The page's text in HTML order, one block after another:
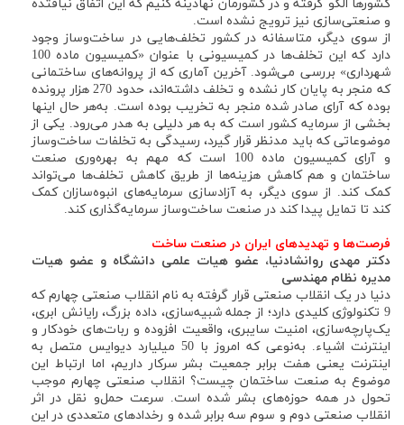
کشورها الگو گرفته و در کشورمان نهادینه کنیم که این اتفاق نیافتده
و صنعتی‌سازی نیز ترویج نشده است.
از سوی دیگر، متاسفانه در کشور تخلف‌هایی در ساخت‌وساز وجود
دارد که این تخلف‌ها در کمیسیونی با عنوان «کمیسیون ماده 100
شهرداری» بررسی می‌شود. آخرین آماری که از پروانه‌های ساختمانی
که منجر به پایان کار نشده و تخلف داشته‌اند، حدود 270 هزار پرونده
بوده که آرای صادر شده منجر به تخریب بوده است. به‌هر حال اینها
بخشی از سرمایه کشور است که به هر دلیلی به هدر می‌رود. یکی از
موضوعاتی که باید مدنظر قرار گیرد، رسیدگی به تخلفات ساخت‌وساز
و آرای کمیسیون ماده 100 است که مهم به بهره‌وری صنعت
ساختمان و هم کاهش هزینه‌ها از طریق کاهش تخلف‌ها می‌تواند
کمک کند. از سوی دیگر، به آزادسازی سرمایه‌های انبوه‌سازان کمک
کند تا تمایل پیدا کند در صنعت ساخت‌وساز سرمایه‌گذاری کند.
فرصت‌ها و تهدیدهای ایران در صنعت ساخت
دکتر مهدی روانشادنیا، عضو هیات علمی دانشگاه و عضو هیات
مدیره نظام مهندسی
دنیا در یک انقلاب صنعتی قرار گرفته به نام انقلاب صنعتی چهارم که
9 تکنولوژی کلیدی دارد؛ از جمله شبیه‌سازی، داده بزرگ، رایانش ابری،
یک‌پارچه‌سازی، امنیت سایبری، واقعیت افزوده و ربات‌های خودکار و
اینترنت اشیاء. به‌نوعی که امروز با 50 میلیارد دیوایس متصل به
اینترنت یعنی هفت برابر جمعیت بشر سرکار داریم، اما ارتباط این
موضوع به صنعت ساختمان چیست؟ انقلاب صنعتی چهارم موجب
تحول در همه حوزه‌های بشر شده است. سرعت حمل‌و نقل در اثر
انقلاب صنعتی دوم و سوم سه برابر شده و رخدادهای متعددی در این